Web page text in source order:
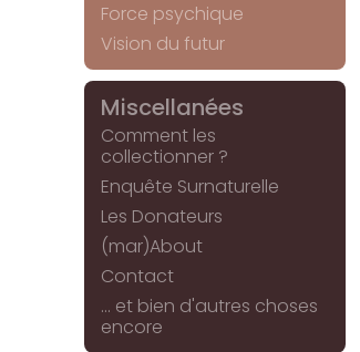
Force psychique
Vision du futur
Miscellanées
Comment les
collectionner ?
Enquête Surnaturelle
Les Donateurs
(mar)About
Contact
... et bien d'autres choses
encore